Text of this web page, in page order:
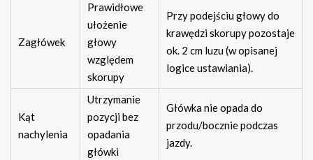
Zagłówek
Prawidłowe
ułożenie
głowy
względem
skorupy
Przy podejściu głowy do
krawędzi skorupy pozostaje
ok. 2 cm luzu (w opisanej
logice ustawiania).
Kąt
nachylenia
Utrzymanie
pozycji bez
opadania
główki
Główka nie opada do
przodu/bocznie podczas
jazdy.